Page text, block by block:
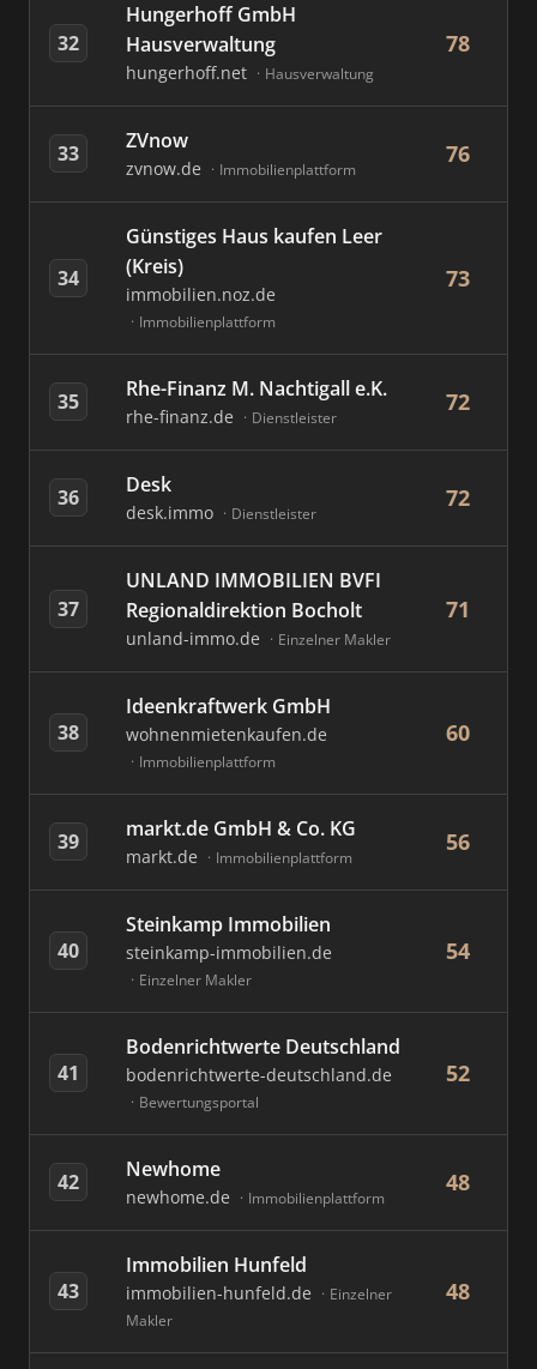
32
Hungerhoff GmbH
Hausverwaltung
hungerhoff.net Hausverwaltung
78
33 ZVnow
zvnow.de Immobilienplattform
76
34
Günstiges Haus kaufen Leer
(Kreis)
immobilien.noz.de
Immobilienplattform
73
35 Rhe-Finanz M. Nachtigall e.K.
rhe-finanz.de Dienstleister
72
36 Desk
desk.immo Dienstleister
72
37
UNLAND IMMOBILIEN BVFI
Regionaldirektion Bocholt
unland-immo.de Einzelner Makler
71
38
Ideenkraftwerk GmbH
wohnenmietenkaufen.de
Immobilienplattform
60
39 markt.de GmbH & Co. KG
markt.de Immobilienplattform
56
40
Steinkamp Immobilien
steinkamp-immobilien.de
Einzelner Makler
54
41
Bodenrichtwerte Deutschland
bodenrichtwerte-deutschland.de
Bewertungsportal
52
42 Newhome
newhome.de Immobilienplattform
48
43
Immobilien Hunfeld
immobilien-hunfeld.de
Einzelner
Makler
48